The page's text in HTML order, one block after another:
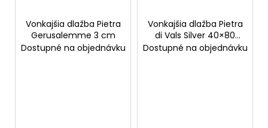
Vonkajšia dlažba Pietra
Gerusalemme 3 cm
Dostupné na objednávku
Vonkajšia dlažba Pietra
di Vals Silver 40×80
cm
Dostupné na objednávku